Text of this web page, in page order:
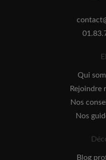
Qui
Rejoindre
Nos
Nos
Blog